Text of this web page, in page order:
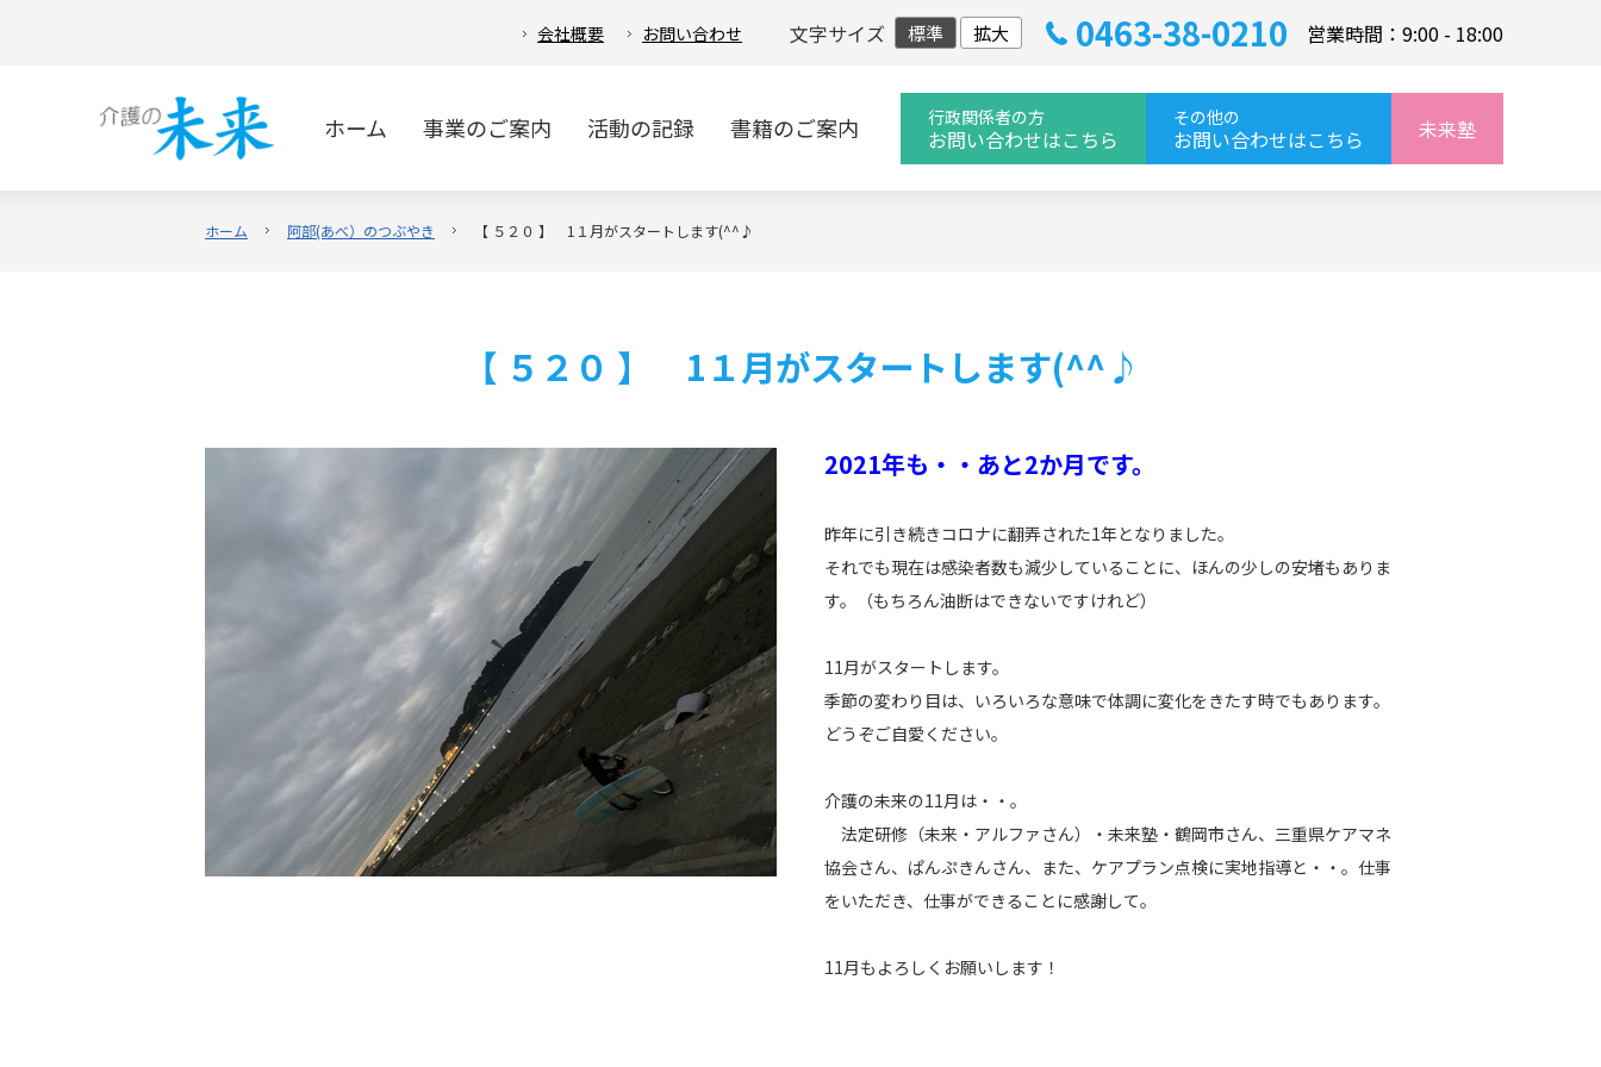
会社概要 お問い合わせ 文字サイズ 標準 拡大 0463-38-0210 営業時間：9:00 - 18:00
ホーム 事業のご案内 活動の記録 書籍のご案内 行政関係者の方
お問い合わせはこちら
その他の
お問い合わせはこちら 未来塾
ホーム 阿部(あべ）のつぶやき 【 ５２０ 】 1１月がスタートします(^^♪
【 ５２０ 】 1１月がスタートします(^^♪
2021年も・・あと2か月です。
昨年に引き続きコロナに翻弄された1年となりました。
それでも現在は感染者数も減少していることに、ほんの少しの安堵もありま
す。（もちろん油断はできないですけれど）
11月がスタートします。
季節の変わり目は、いろいろな意味で体調に変化をきたす時でもあります。
どうぞご自愛ください。
介護の未来の11月は・・。
法定研修（未来・アルファさん）・未来塾・鶴岡市さん、三重県ケアマネ
協会さん、ぱんぷきんさん、また、ケアプラン点検に実地指導と・・。仕事
をいただき、仕事ができることに感謝して。
11月もよろしくお願いします！